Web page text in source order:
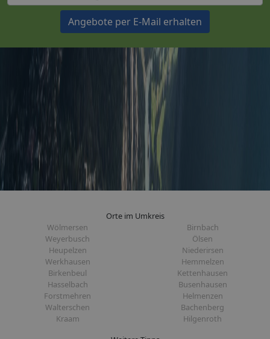
Angebote per E-Mail erhalten
Orte im Umkreis
Wölmersen
Birnbach
Weyerbusch
Ölsen
Heupelzen
Niederirsen
Werkhausen
Hemmelzen
Birkenbeul
Kettenhausen
Hasselbach
Busenhausen
Forstmehren
Helmenzen
Walterschen
Bachenberg
Kraam
Hilgenroth